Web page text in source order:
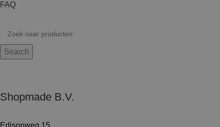
FAQ
Search
Shopmade B.V.